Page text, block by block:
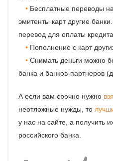
Бесплатные переводы
эмитенты карт другие
перевод для оплаты
Пополнение с карт
Снимать деньги можно
банка и банков-партнеров
А если вам срочно нужно
неотложные нужды, то
у нас на сайте, а получить
российского банка.